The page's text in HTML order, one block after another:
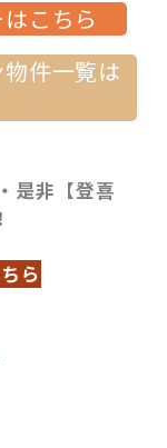
こちら
件一覧は
是非【登喜
ら